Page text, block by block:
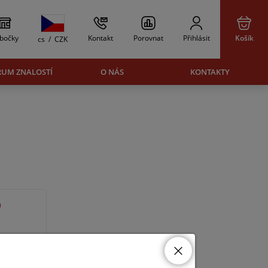
cs / CZK Kontakt Porovnat Přihlásit Košík
ZNALOSTÍ O NÁS KONTAKTY